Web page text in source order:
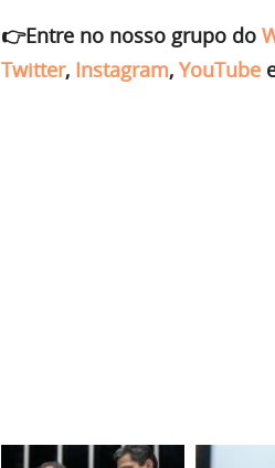
👉Entre no nosso grupo do
Twitter, Instagram, YouTube